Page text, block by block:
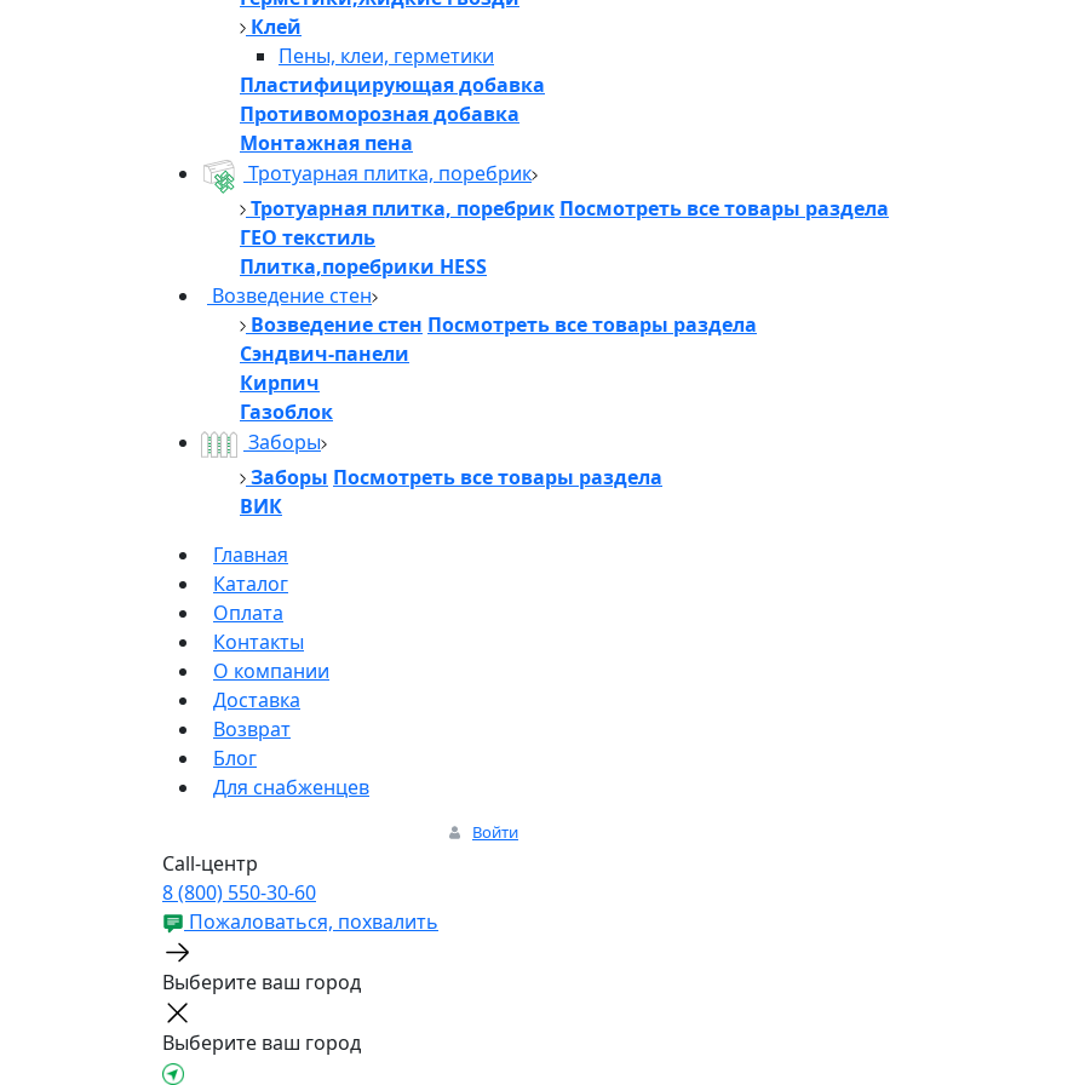
Клей
Пены, клеи, герметики
Пластифицирующая добавка
Противоморозная добавка
Монтажная пена
Тротуарная плитка, поребрик
Тротуарная плитка, поребрик Посмотреть все товары раздела
ГЕО текстиль
Плитка,поребрики HESS
Возведение стен
Возведение стен Посмотреть все товары раздела
Сэндвич-панели
Кирпич
Газоблок
Заборы
Заборы Посмотреть все товары раздела
ВИК
Главная
Каталог
Оплата
Контакты
О компании
Доставка
Возврат
Блог
Для снабженцев
Войти
Call-центр
8 (800) 550-30-60
Пожаловаться, похвалить
Выберите ваш город
Выберите ваш город